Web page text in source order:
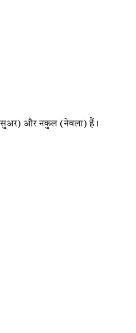
सुअर) और नकुल (नेवला) हैं।